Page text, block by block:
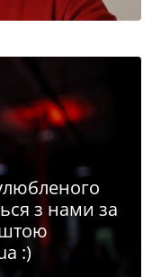
з нами за
:)